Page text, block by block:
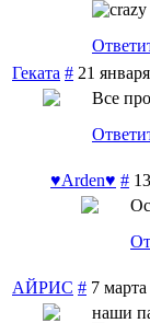
Геката # 21
Все
♥Arden♥ #
АЙРИС # 7
наши